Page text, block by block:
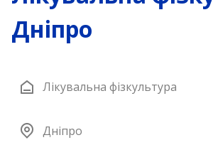
Дніпро
Лікувальна фізкультура
Дніпро